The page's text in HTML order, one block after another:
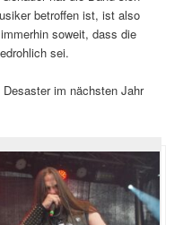
betroffen ist, ist also
soweit, dass die
sei.
im nächsten Jahr